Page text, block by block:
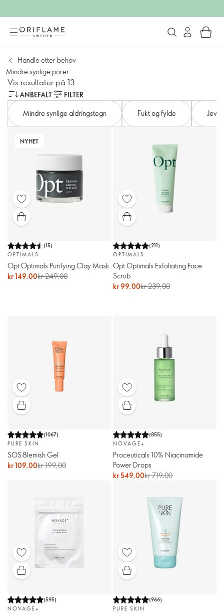
Handle etter behov
Mindre synlige porer
Vis resultater på 13
ANBEFALT
FILTER
Mindre synlige aldringstegn
Fukt og fylde
NYHET
(15)
OPTIMALS
Opt Optimals Purifying Clay Mask
kr 149,00kr 249,00
(211)
OPTIMALS
Opt Optimals Exfoliating Face
Scrub
kr 99,00kr 239,00
(1067)
PURE SKIN
SOS Blemish Gel
kr 109,00kr 199,00
(855)
NOVAGE+
Proceuticals 10% Niacinamide
Power Drops
kr 549,00kr 719,00
(595)
NOVAGE+
(966)
PURE SKIN